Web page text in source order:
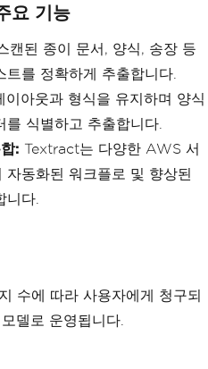
요 기능
캔된 종이 문서, 양식, 송장 등
를 정확하게 추출합니다.
이아웃과 형식을 유지하며 양식
식별하고 추출합니다.
: Textract는 다양한 AWS 서
동화된 워크플로 및 향상된
니다.
수에 따라 사용자에게 청구되
델로 운영됩니다.